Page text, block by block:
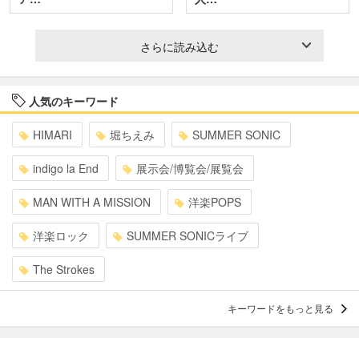
さらに読み込む
人気のキーワード
HIMARI 堀ちえみ SUMMER SONIC
indigo la End 展示会/博覧会/展覧会
MAN WITH A MISSION 洋楽POPS
洋楽ロック SUMMER SONICライブ
The Strokes
キーワードをもっと見る